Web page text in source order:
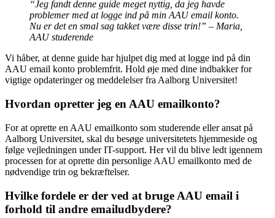
“Jeg fandt denne guide meget nyttig, da jeg havde
problemer med at logge ind på min AAU email konto.
Nu er det en smal sag takket være disse trin!” – Maria,
AAU studerende
Vi håber, at denne guide har hjulpet dig med at logge ind på din
AAU email konto problemfrit. Hold øje med dine indbakker for
vigtige opdateringer og meddelelser fra Aalborg Universitet!
Hvordan opretter jeg en AAU emailkonto?
For at oprette en AAU emailkonto som studerende eller ansat på
Aalborg Universitet, skal du besøge universitetets hjemmeside og
følge vejledningen under IT-support. Her vil du blive ledt igennem
processen for at oprette din personlige AAU emailkonto med de
nødvendige trin og bekræftelser.
Hvilke fordele er der ved at bruge AAU email i
forhold til andre emailudbydere?